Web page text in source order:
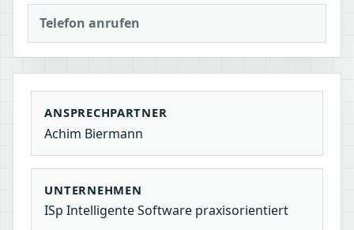
Telefon anrufen
ANSPRECHPARTNER
Achim Biermann
UNTERNEHMEN
ISp Intelligente Software praxisorientiert